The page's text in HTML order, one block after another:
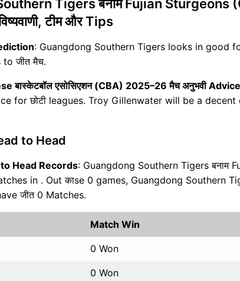
Tigers बनाम Fujian Sturgeons
टीम और Tips
: Guangdong Southern Tigers looks in good
जीत मैच.
बास्केटबॉल एसोसिएशन (CBA) 2025–26 मैच अनुभवी Advice
for छोटी leagues. Troy Gillenwater will be a
to Head
to Head Records: Guangdong Southern Tigers बनाम
in . Out काse 0 games, Guangdong Southern
जीत 0 Matches.
Match Win
0 Won
0 Won